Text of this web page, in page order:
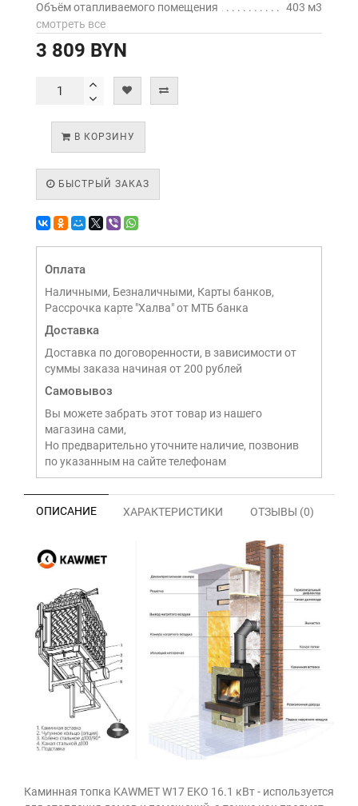
Объём отапливаемого помещения
403 м3
смотреть все
3 809 BYN
В КОРЗИНУ
БЫСТРЫЙ ЗАКАЗ
Оплата
Наличными, Безналичными, Карты банков,
Рассрочка карте "Халва" от МТБ банка
Доставка
Доставка по договоренности, в зависимости от
суммы заказа начиная от 200 рублей
Самовывоз
Вы можете забрать этот товар из нашего
магазина сами,
Но предварительно уточните наличие, позвонив
по указанным на сайте телефонам
ОПИСАНИЕ ХАРАКТЕРИСТИКИ ОТЗЫВЫ (0)
Каминная топка KAWMET W17 EKO 16.1 кВт - используется